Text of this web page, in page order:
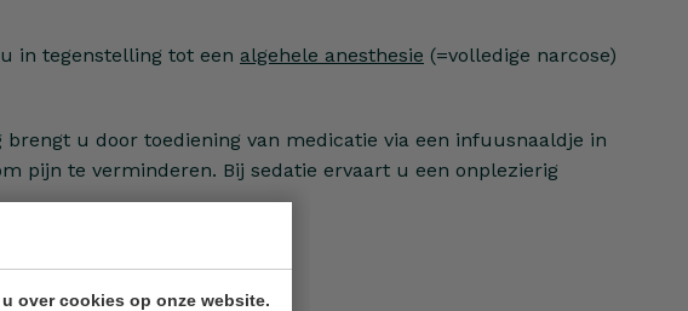
over cookies op onze website.
in tegenstelling tot een algehele anesthesie (=volledige narcose)
u door toediening van medicatie via een infuusnaaldje in
pijn te verminderen. Bij sedatie ervaart u een onplezierig